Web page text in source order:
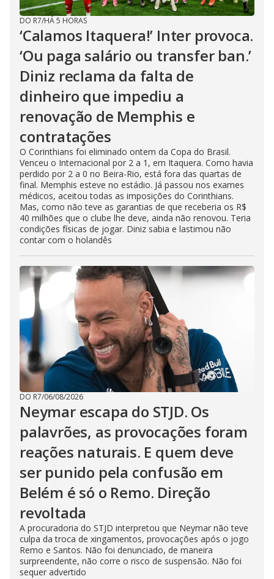
DO R7/HÁ 5 HORAS
‘Calamos Itaquera!’ Inter provoca.
‘Ou paga salário ou transfer ban.’
Diniz reclama da falta de
dinheiro que impediu a
renovação de Memphis e
contratações
O Corinthians foi eliminado ontem da Copa do Brasil.
Venceu o Internacional por 2 a 1, em Itaquera. Como havia
perdido por 2 a 0 no Beira-Rio, está fora das quartas de
final. Memphis esteve no estádio. Já passou nos exames
médicos, aceitou todas as imposições do Corinthians.
Mas, como não teve as garantias de que receberia os R$
40 milhões que o clube lhe deve, ainda não renovou. Teria
condições físicas de jogar. Diniz sabia e lastimou não
contar com o holandês
DO R7/06/08/2026
Neymar escapa do STJD. Os
palavrões, as provocações foram
reações naturais. E quem deve
ser punido pela confusão em
Belém é só o Remo. Direção
revoltada
A procuradoria do STJD interpretou que Neymar não teve
culpa da troca de xingamentos, provocações após o jogo
Remo e Santos. Não foi denunciado, de maneira
surpreendente, não corre o risco de suspensão. Não foi
sequer advertido